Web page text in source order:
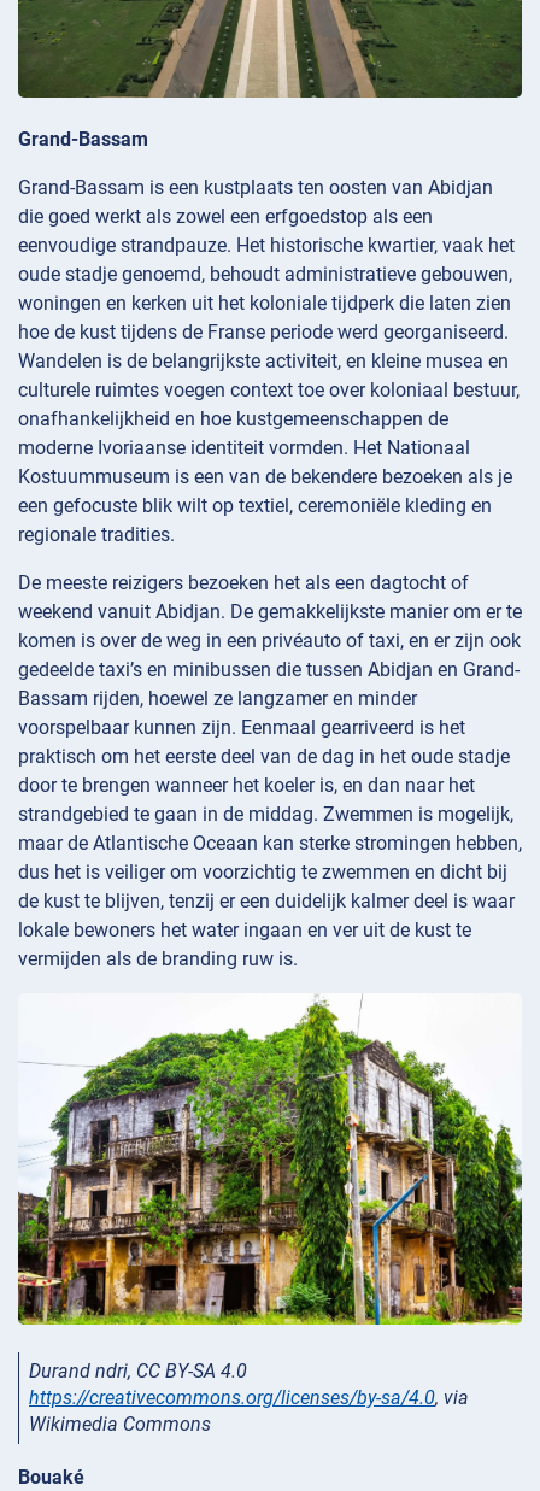
Grand-Bassam
Grand-Bassam is een kustplaats ten oosten van Abidjan
die goed werkt als zowel een erfgoedstop als een
eenvoudige strandpauze. Het historische kwartier, vaak het
oude stadje genoemd, behoudt administratieve gebouwen,
woningen en kerken uit het koloniale tijdperk die laten zien
hoe de kust tijdens de Franse periode werd georganiseerd.
Wandelen is de belangrijkste activiteit, en kleine musea en
culturele ruimtes voegen context toe over koloniaal bestuur,
onafhankelijkheid en hoe kustgemeenschappen de
moderne Ivoriaanse identiteit vormden. Het Nationaal
Kostuummuseum is een van de bekendere bezoeken als je
een gefocuste blik wilt op textiel, ceremoniële kleding en
regionale tradities.
De meeste reizigers bezoeken het als een dagtocht of
weekend vanuit Abidjan. De gemakkelijkste manier om er te
komen is over de weg in een privéauto of taxi, en er zijn ook
gedeelde taxi’s en minibussen die tussen Abidjan en Grand-
Bassam rijden, hoewel ze langzamer en minder
voorspelbaar kunnen zijn. Eenmaal gearriveerd is het
praktisch om het eerste deel van de dag in het oude stadje
door te brengen wanneer het koeler is, en dan naar het
strandgebied te gaan in de middag. Zwemmen is mogelijk,
maar de Atlantische Oceaan kan sterke stromingen hebben,
dus het is veiliger om voorzichtig te zwemmen en dicht bij
de kust te blijven, tenzij er een duidelijk kalmer deel is waar
lokale bewoners het water ingaan en ver uit de kust te
vermijden als de branding ruw is.
Durand ndri, CC BY-SA 4.0
https://creativecommons.org/licenses/by-sa/4.0, via
Wikimedia Commons
Bouaké